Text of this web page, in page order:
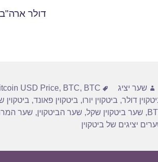
1 BTC = $8,238 – דולר ארה"ב
מחבר
שער יציג תגיות USD Price, BTC, BTC דולר
דולר, ביטקוין יורו, ביטקוין פאונד,
, שער ביטקוין שקל, שער הביטקוין, שער
יציגים של ביטקוין